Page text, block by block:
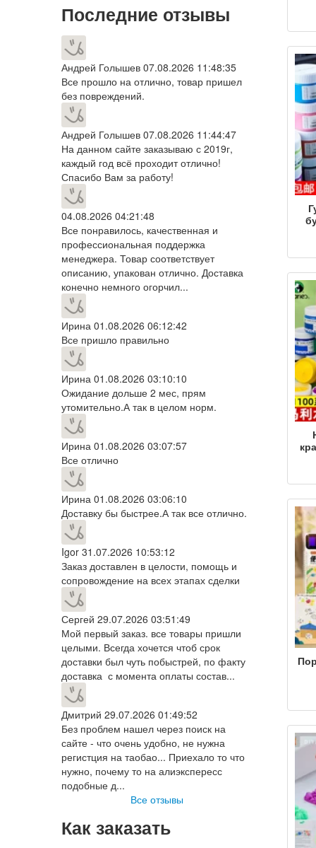
Последние отзывы
Андрей Голышев 07.08.2026 11:48:35
Все прошло на отлично, товар пришел
без повреждений.
Андрей Голышев 07.08.2026 11:44:47
На данном сайте заказываю с 2019г,
каждый год всё проходит отлично!
Спасибо Вам за работу!
04.08.2026 04:21:48
Все понравилось, качественная и
профессиональная поддержка
менеджера. Товар соответствует
описанию, упакован отлично. Доставка
конечно немного огорчил...
Ирина 01.08.2026 06:12:42
Все пришло правильно
Ирина 01.08.2026 03:10:10
Ожидание дольше 2 мес, прям
утомительно.А так в целом норм.
Ирина 01.08.2026 03:07:57
Все отлично
Ирина 01.08.2026 03:06:10
Доставку бы быстрее.А так все отлично.
Igor 31.07.2026 10:53:12
Заказ доставлен в целости, помощь и
сопровождение на всех этапах сделки
Сергей 29.07.2026 03:51:49
Мой первый заказ. все товары пришли
целыми. Всегда хочется чтоб срок
доставки был чуть побыстрей, по факту
доставка с момента оплаты состав...
Дмитрий 29.07.2026 01:49:52
Без проблем нашел через поиск на
сайте - что очень удобно, не нужна
регистция на таобао... Приехало то что
нужно, почему то на алиэкспересс
подобные д...
Все отзывы
Как заказать
100